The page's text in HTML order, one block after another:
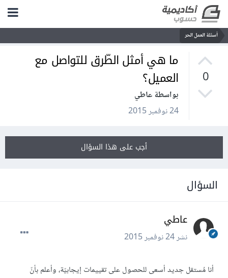
أسئلة العمل الحر
0
ما هي أمثل الطّرق للتواصل مع
العميل؟
بواسطة عاطي
24 نوفمبر 2015
أجب على هذا السؤال
السؤال
عاطي
نشر24 نوفمبر 2015
أنا مُستقل جديد أسعى للحصول على تقييمات إيجابيّة، وأعلم بأنّ